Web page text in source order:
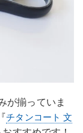
が揃っていま
チタンコート 文